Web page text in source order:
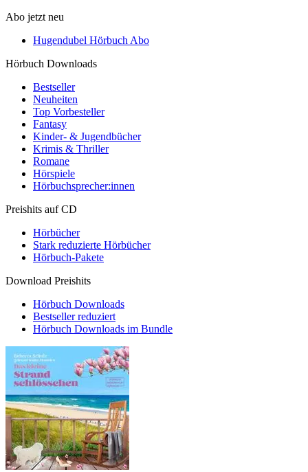
Abo jetzt neu
Hugendubel Hörbuch Abo
Hörbuch Downloads
Bestseller
Neuheiten
Top Vorbesteller
Fantasy
Kinder- & Jugendbücher
Krimis & Thriller
Romane
Hörspiele
Hörbuchsprecher:innen
Preishits auf CD
Hörbücher
Stark reduzierte Hörbücher
Hörbuch-Pakete
Download Preishits
Hörbuch Downloads
Bestseller reduziert
Hörbuch Downloads im Bundle